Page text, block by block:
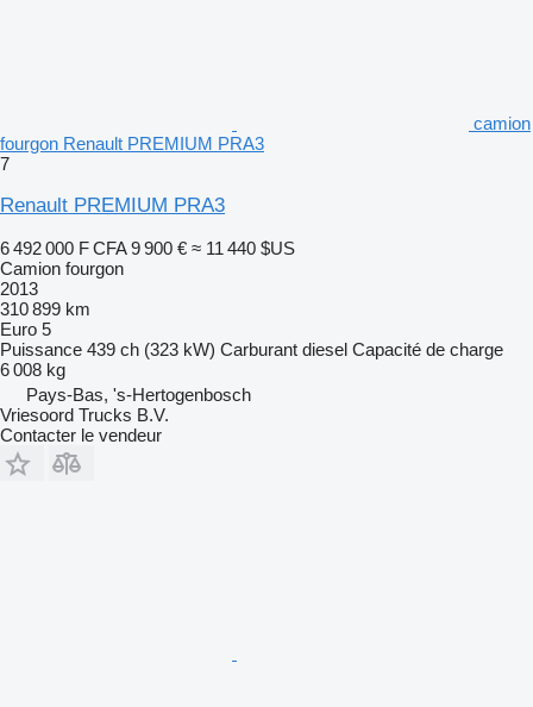
camion
fourgon Renault PREMIUM PRA3
7
Renault PREMIUM PRA3
6 492 000 F CFA 9 900 € ≈ 11 440 $US
Camion fourgon
2013
310 899 km
Euro 5
Puissance 439 ch (323 kW) Carburant diesel Capacité de charge
6 008 kg
Pays-Bas, 's-Hertogenbosch
Vriesoord Trucks B.V.
Contacter le vendeur